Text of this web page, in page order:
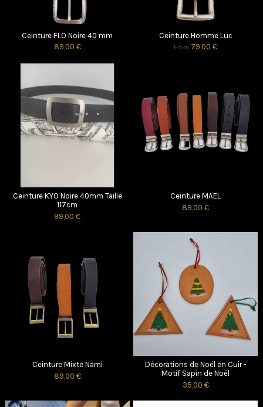
Ceinture FLO Noire 40 mm
89,00 €
Ceinture Homme Luc
From 79,00 €
Ceinture KYO Noire 40mm Taille
117cm
99,00 €
Ceinture MAEL
89,00 €
Ceinture Mixte Nami
89,00 €
Décorations de Noël en Cuir -
Motif Sapin de Noël
35,00 €